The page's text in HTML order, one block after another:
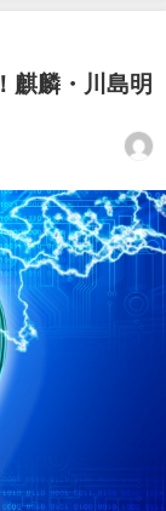
麒麟・川島明